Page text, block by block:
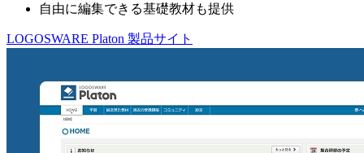
自由に編集できる基礎教材も提供
LOGOSWARE Platon 製品サイト